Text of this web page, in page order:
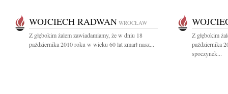
WOJCIECH RADWAN WROCŁAW
Z głębokim żalem zawiadamiamy, że w dniu 18
października 2010 roku w wieku 60 lat zmarł nasz...
Z głębokim
października
spoczynek...